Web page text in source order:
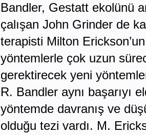
Bandler, Gestatt ekolünü
çalışan John Grinder de
terapisti Milton
yöntemlerle çok uzun
gerektirecek yeni
R. Bandler aynı başarıyı
yöntemde davranış ve
olduğu tezi vardı. M.